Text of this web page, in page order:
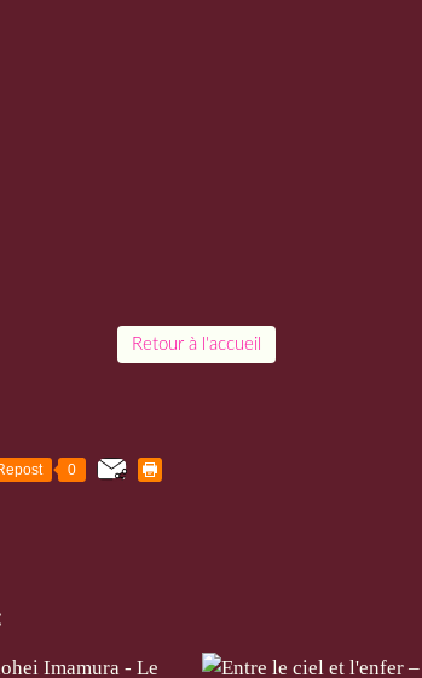
Retour à l'accueil
0